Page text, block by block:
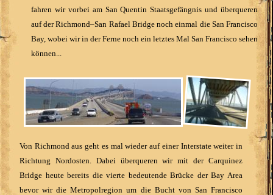
fahren wir vorbei am San Quentin Staatsgefängnis und überqueren
auf der Richmond–San Rafael Bridge noch einmal die San Francisco
Bay, wobei wir in der Ferne noch ein letztes Mal San Francisco sehen
können...
Von Richmond aus geht es mal wieder auf einer Interstate weiter in
Richtung Nordosten. Dabei überqueren wir mit der Carquinez
Bridge heute bereits die vierte bedeutende Brücke der Bay Area
bevor wir die Metropolregion um die Bucht von San Francisco